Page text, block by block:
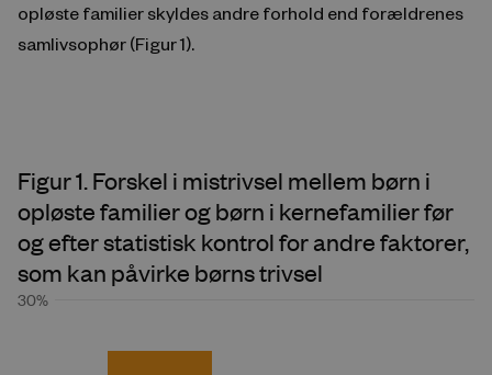
opløste familier skyldes andre forhold end forældrenes
samlivsophør (Figur 1).